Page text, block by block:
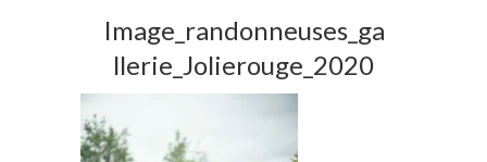
Image_randonneuses_ga
llerie_Jolierouge_2020